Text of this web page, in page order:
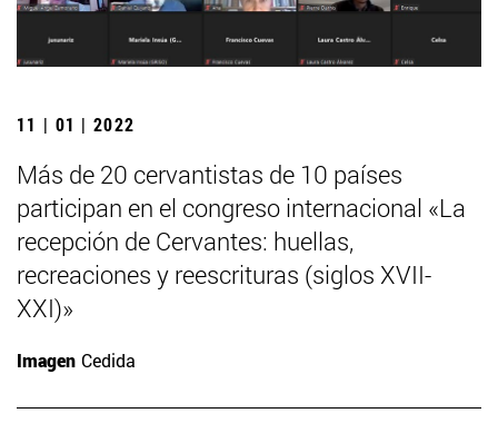
11 | 01 | 2022
Más de 20 cervantistas de 10 países
participan en el congreso internacional «La
recepción de Cervantes: huellas,
recreaciones y reescrituras (siglos XVII-
XXI)»
Imagen Cedida